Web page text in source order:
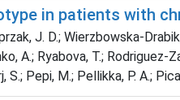
in patients with
J. D.; Wierzbowska-
A.; Ryabova, T.; Rodriguez-
S.; Pepi, M.; Pellikka, P. A.;